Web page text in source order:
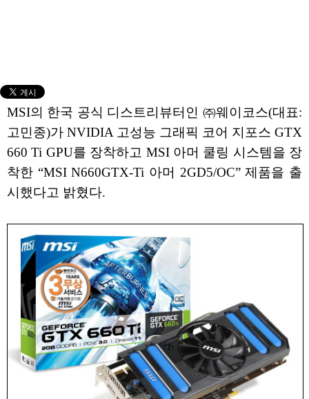
MSI의 한국 공식 디스트리뷰터인 ㈜웨이코스(대표:
고민종)가 NVIDIA 고성능 그래픽 코어 지포스 GTX
660 Ti GPU를 장착하고 MSI 아머 쿨링 시스템을 장
착한 “MSI N660GTX-Ti 아머 2GD5/OC” 제품을 출
시했다고 밝혔다.